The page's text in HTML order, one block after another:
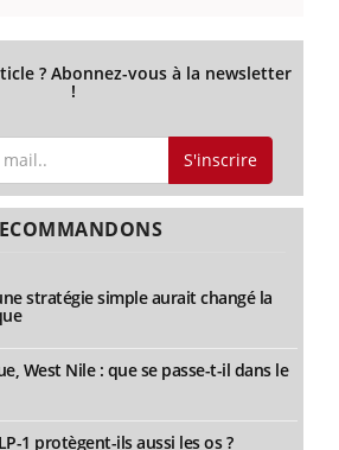
? Abonnez-vous à la newsletter
!
S'inscrire
stratégie simple aurait changé la
West Nile : que se passe-t-il dans le
1 protègent-ils aussi les os ?